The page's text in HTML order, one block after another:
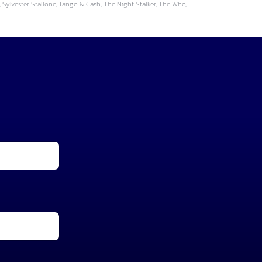
Stallone, Tango & Cash, The Night Stalker, The Who,